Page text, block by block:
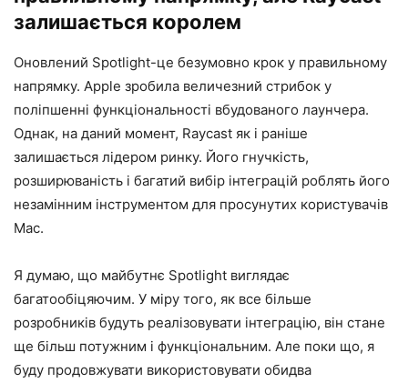
залишається королем
Оновлений Spotlight-це безумовно крок у правильному
напрямку. Apple зробила величезний стрибок у
поліпшенні функціональності вбудованого лаунчера.
Однак, на даний момент, Raycast як і раніше
залишається лідером ринку. Його гнучкість,
розширюваність і багатий вибір інтеграцій роблять його
незамінним інструментом для просунутих користувачів
Mac.
Я думаю, що майбутнє Spotlight виглядає
багатообіцяючим. У міру того, як все більше
розробників будуть реалізовувати інтеграцію, він стане
ще більш потужним і функціональним. Але поки що, я
буду продовжувати використовувати обидва